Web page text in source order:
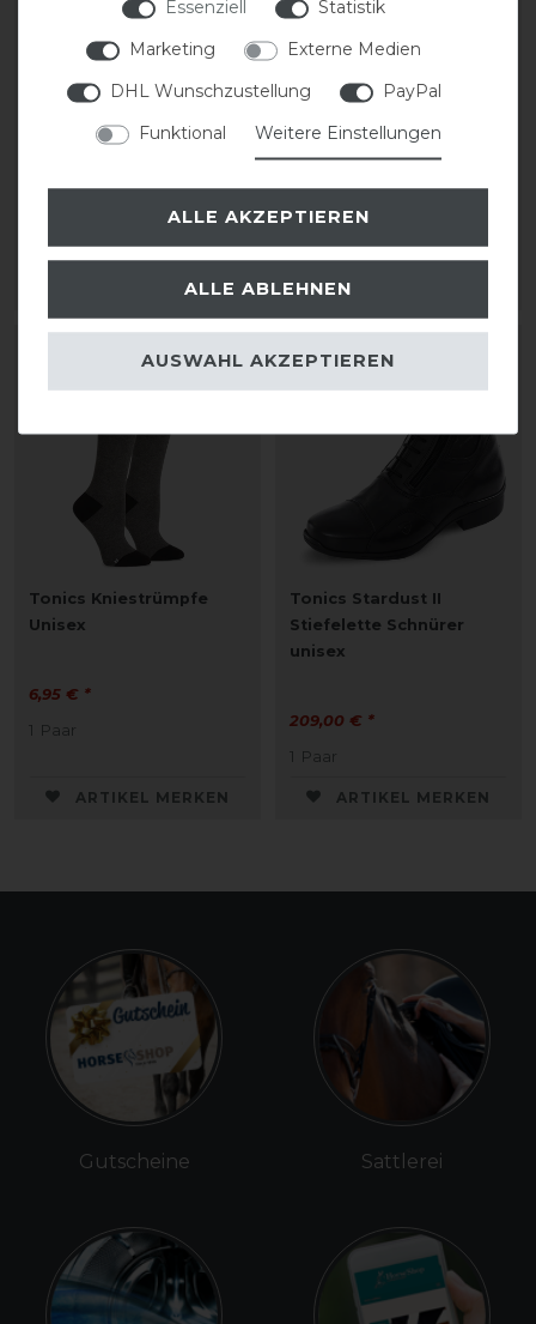
Tonics Stardust II
Paar
ARTIKEL MERKEN
Tonics Jupiter Silver
statt 419,00 €
335,20 € *
1 Paar
ARTIKEL MERKEN
Tonics Kniestrümpfe
Unisex
6,95 € *
1 Paar
ARTIKEL MERKEN
Tonics Stardust II
Stiefelette Schnürer
unisex
209,00 € *
1 Paar
ARTIKEL MERKEN
Gutscheine Sattlerei
Essenziell
Statistik
Marketing
Externe Medien
DHL Wunschzustellung
PayPal
Funktional
Weitere Einstellungen
ALLE AKZEPTIEREN
ALLE ABLEHNEN
AUSWAHL AKZEPTIEREN